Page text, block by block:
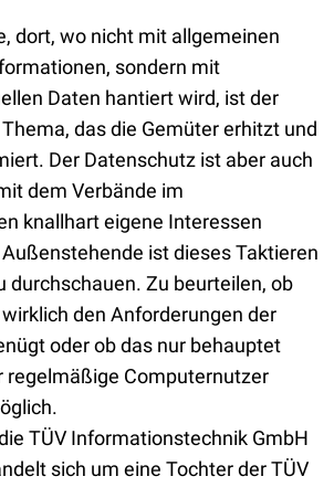
dort, wo nicht mit allgemeinen
sondern mit
Daten hantiert wird, ist der
das die Gemüter erhitzt und
Der Datenschutz ist aber auch
dem Verbände im
knallhart eigene Interessen
ist dieses Taktieren
durchschauen. Zu beurteilen, ob
den Anforderungen der
oder ob das nur behauptet
regelmäßige Computernutzer
TÜV Informationstechnik GmbH
sich um eine Tochter der TÜV